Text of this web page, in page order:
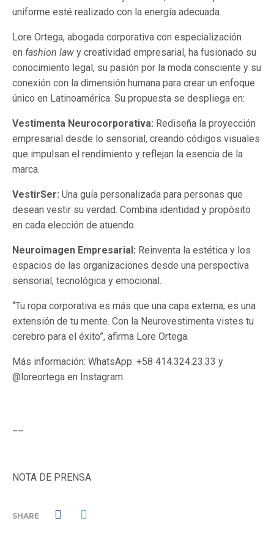
uniforme esté realizado con la energía adecuada.
Lore Ortega, abogada corporativa con especialización
en fashion law y creatividad empresarial, ha fusionado su
conocimiento legal, su pasión por la moda consciente y su
conexión con la dimensión humana para crear un enfoque
único en Latinoamérica. Su propuesta se despliega en:
Vestimenta Neurocorporativa: Rediseña la proyección
empresarial desde lo sensorial, creando códigos visuales
que impulsan el rendimiento y reflejan la esencia de la
marca.
VestirSer: Una guía personalizada para personas que
desean vestir su verdad. Combina identidad y propósito
en cada elección de atuendo.
Neuroimagen Empresarial: Reinventa la estética y los
espacios de las organizaciones desde una perspectiva
sensorial, tecnológica y emocional.
“Tu ropa corporativa es más que una capa externa; es una
extensión de tu mente. Con la Neurovestimenta vistes tu
cerebro para el éxito”, afirma Lore Ortega.
Más información: WhatsApp: +58 414.324.23.33 y
@loreortega en Instagram.
NOTA DE PRENSA
SHARE